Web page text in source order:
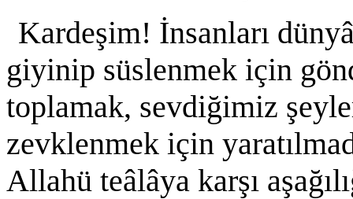
Kardeşim! İnsanları
giyinip süslenmek için
toplamak, sevdiğimiz
zevklenmek için
Allahü teâlâya karşı